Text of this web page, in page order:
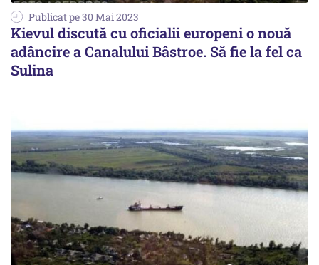
Publicat pe 30 Mai 2023
Kievul discută cu oficialii europeni o nouă
adâncire a Canalului Bâstroe. Să fie la fel ca
Sulina